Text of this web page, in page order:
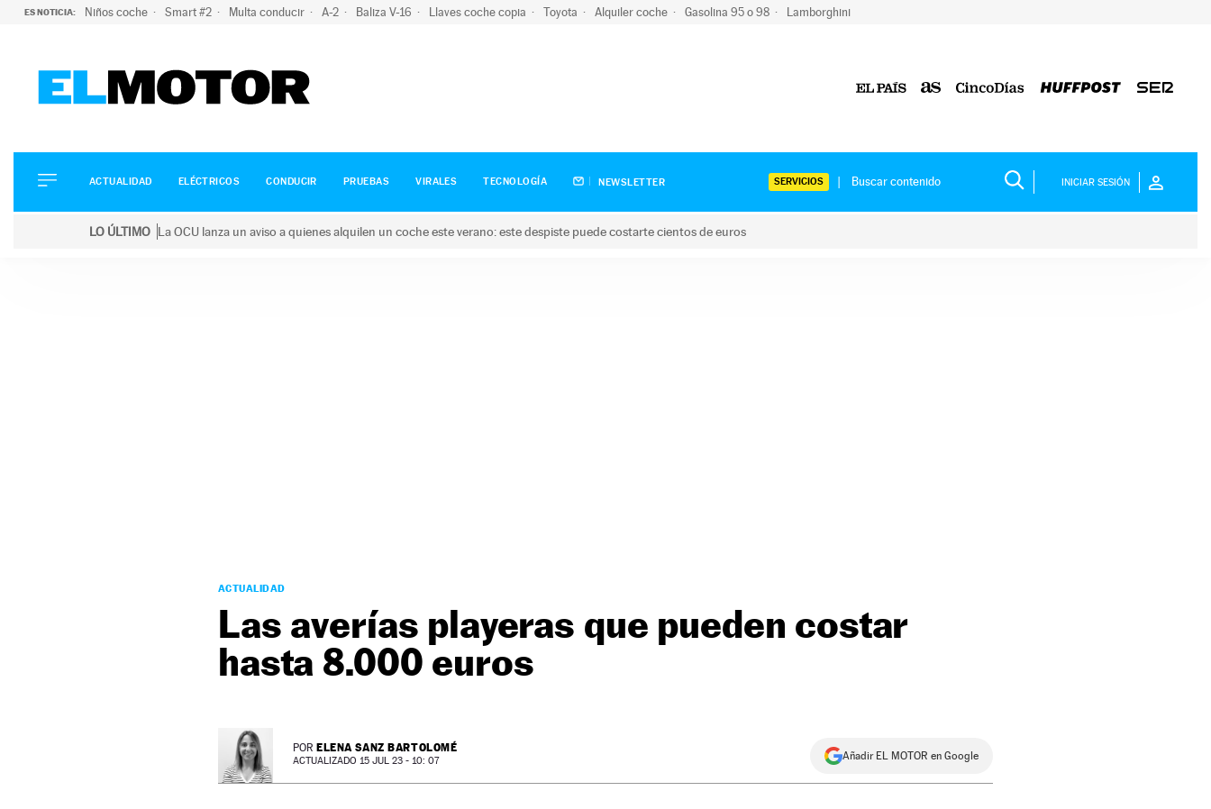
ES NOTICIA: Niños coche Smart #2 Multa conducir A-2 Baliza V-16 Llaves coche copia Toyota Alquiler coche Gasolina 95 o 98 Lamborghini
ELÉCTRICOS
CONDUCIR
ACTUALIDAD ELÉCTRICOS CONDUCIR PRUEBAS VIRALES TECNOLOGÍA NEWSLETTER SERVICIOS INICIAR SESIÓN
LO ÚLTIMO La OCU lanza un aviso a quienes alquilen un coche este verano: este despiste puede costarte cientos de euros
ACTUALIDAD
Las averías playeras que pueden costar
hasta 8.000 euros
POR ELENA SANZ BARTOLOMÉ
ACTUALIZADO 15 JUL 23 - 10: 07 Añadir EL MOTOR en Google